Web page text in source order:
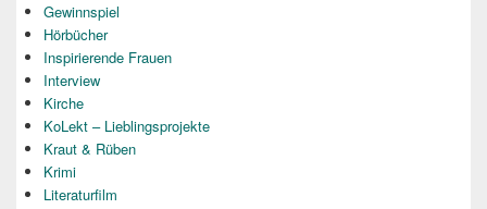
Gewinnspiel
Hörbücher
Inspirierende Frauen
Interview
Kirche
KoLekt – Lieblingsprojekte
Kraut & Rüben
Krimi
Literaturfilm